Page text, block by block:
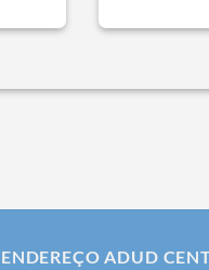
ENDEREÇO ADUD